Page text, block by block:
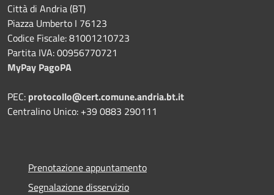
Città di Andria (BT)
Piazza Umberto I 76123
Codice Fiscale: 81001210723
Partita IVA: 00956770721
MyPay PagoPA
PEC: protocollo@cert.comune.andria.bt.it
Centralino Unico: +39 0883 290111
Prenotazione appuntamento
Segnalazione disservizio